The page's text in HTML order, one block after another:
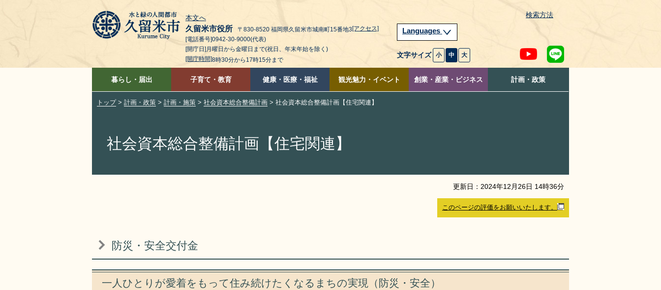
本文へ 検索方法
久留米市役所 〒830-8520 福岡県久留米市城南町15番地3[アクセス]
[電話番号]0942-30-9000(代表)
[開庁日]月曜日から金曜日まで(祝日、年末年始を除く)
[開庁時間]8時30分から17時15分まで
Languages
文字サイズ 小 中 大
暮らし・届出 子育て・教育 健康・医療・福祉 観光魅力・イベント 創業・産業・ビジネス 計画・政策
トップ> 計画・政策 > 計画・施策 > 社会資本総合整備計画 > 社会資本総合整備計画【住宅関連】
社会資本総合整備計画【住宅関連】
更新日： 2024年12 月 26日 14時36分
このページの評価をお願いいたします。
防災・安全交付金
一人ひとりが愛着をもって住み続けたくなるまちの実現（防災・安全）